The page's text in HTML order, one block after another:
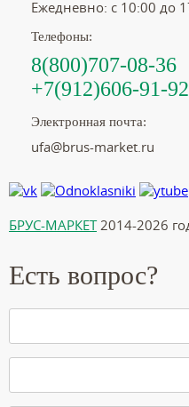
Ежедневно: с 10:00 до
Телефоны:
8(800)707-08-36
+7(912)606-91-92
Электронная почта:
ufa@brus-market.ru
БРУС-МАРКЕТ2014-2026
Есть вопрос?